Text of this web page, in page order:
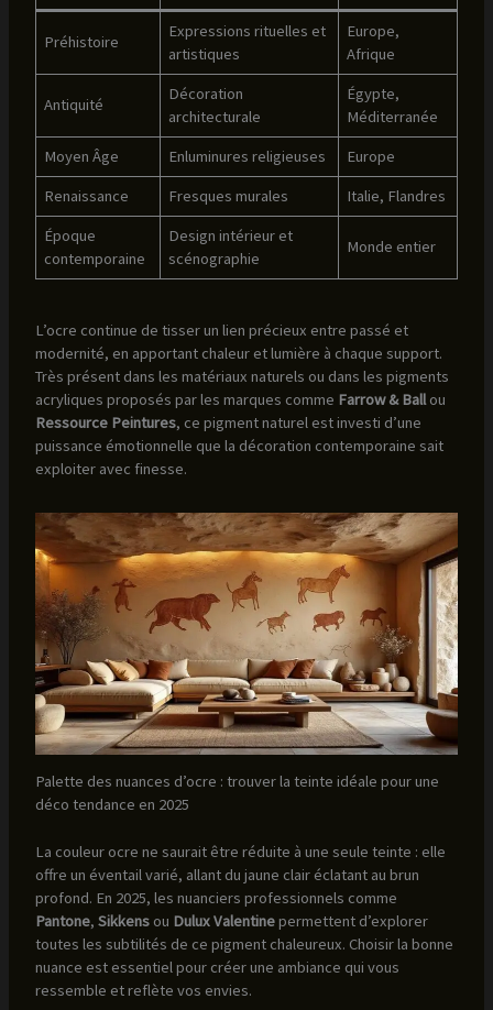
Préhistoire
Expressions rituelles et
artistiques
Europe,
Afrique
Antiquité
Décoration
architecturale
Égypte,
Méditerranée
Moyen Âge
Enluminures religieuses
Europe
Renaissance
Fresques murales
Italie, Flandres
Époque
contemporaine
Design intérieur et
scénographie
Monde entier
L’ocre continue de tisser un lien précieux entre passé et
modernité, en apportant chaleur et lumière à chaque support.
Très présent dans les matériaux naturels ou dans les pigments
acryliques proposés par les marques comme Farrow & Ballou
Ressource Peintures, ce pigment naturel est investi d’une
puissance émotionnelle que la décoration contemporaine sait
exploiter avec finesse.
Palette des nuances d’ocre : trouver la teinte idéale pour une
déco tendance en 2025
La couleur ocre ne saurait être réduite à une seule teinte : elle
offre un éventail varié, allant du jaune clair éclatant au brun
profond. En 2025, les nuanciers professionnels comme
Pantone, Sikkensou Dulux Valentinepermettent d’explorer
toutes les subtilités de ce pigment chaleureux. Choisir la bonne
nuance est essentiel pour créer une ambiance qui vous
ressemble et reflète vos envies.